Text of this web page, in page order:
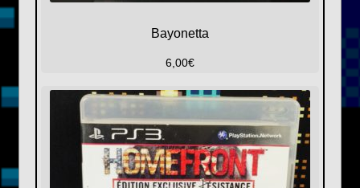
Bayonetta
6,00€